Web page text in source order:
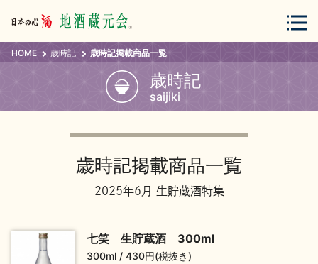
会員登録 ログイン
地酒カタログ
HOME 歳時記 歳時記掲載商品一覧
歳時記
saijiki
歳時記掲載商品一覧
2025年6月 生貯蔵酒特集
七笑 生貯蔵酒 300ml
300ml
430円(税抜き)